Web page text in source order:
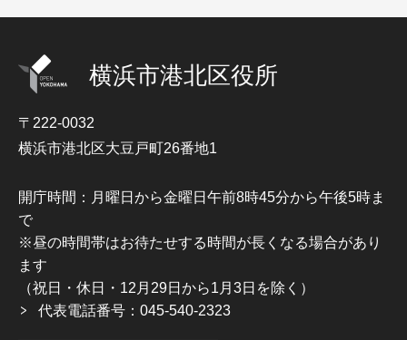
横浜市港北区役所
〒222-0032
横浜市港北区大豆戸町26番地1
開庁時間：月曜日から金曜日午前8時45分から午後5時ま
で
※昼の時間帯はお待たせする時間が長くなる場合があり
ます
（祝日・休日・12月29日から1月3日を除く）
代表電話番号：045-540-2323